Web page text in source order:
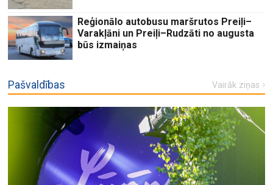
Reģionālo autobusu maršrutos Preiļi–
Varakļāni un Preiļi–Rudzāti no augusta
būs izmaiņas
Vairāk ziņas
Pašvaldības